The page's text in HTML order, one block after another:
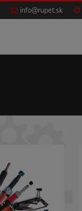
info@rupet.sk